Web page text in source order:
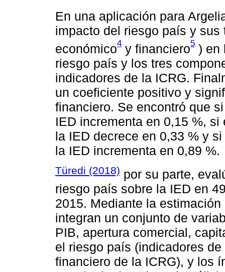
En una aplicación para
impacto del riesgo país y
económico4 y financiero5 ) en
riesgo país y los tres
indicadores de la ICRG.
un coeficiente positivo y
financiero. Se encontró que
IED incrementa en 0,15 %,
la IED decrece en 0,33 % y
la IED incrementa en 0,89 %.
Türedi (2018) por su parte,
riesgo país sobre la IED en
2015. Mediante la
integran un conjunto de
PIB, apertura comercial,
el riesgo país (indicadores
financiero de la ICRG), y los